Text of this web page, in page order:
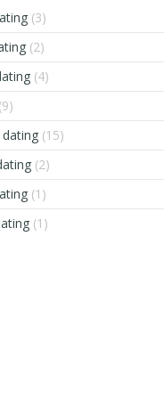
(3)
(2)
(4)
(9)
(15)
(2)
(1)
(1)